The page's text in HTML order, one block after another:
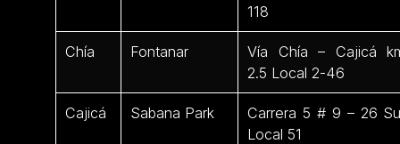
118
Chía Fontanar
Vía Chía – Cajicá
2.5 Local 2-46
Cajicá Sabana Park
Carrera 5 # 9 – 26
Local 51